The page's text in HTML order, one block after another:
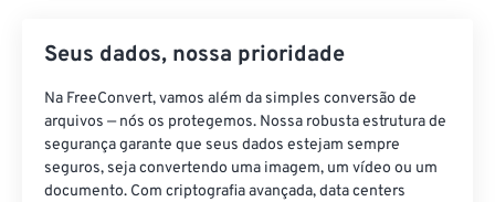
Seus dados, nossa prioridade
Na FreeConvert, vamos além da simples conversão de
arquivos — nós os protegemos. Nossa robusta estrutura de
segurança garante que seus dados estejam sempre
seguros, seja convertendo uma imagem, um vídeo ou um
documento. Com criptografia avançada, data centers